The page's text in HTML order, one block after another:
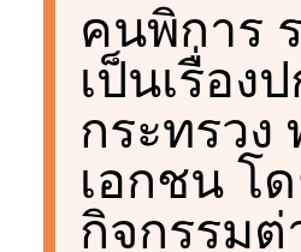
คนพิการ
เป็นเรื่อง
กระทรว
เอกชน โ
กิจกรรม